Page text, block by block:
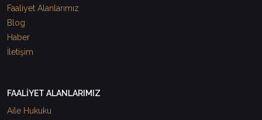
Faaliyet Alanlarımız
Blog
Haber
İletişim
FAALİYET ALANLARIMIZ
Aile Hukuku